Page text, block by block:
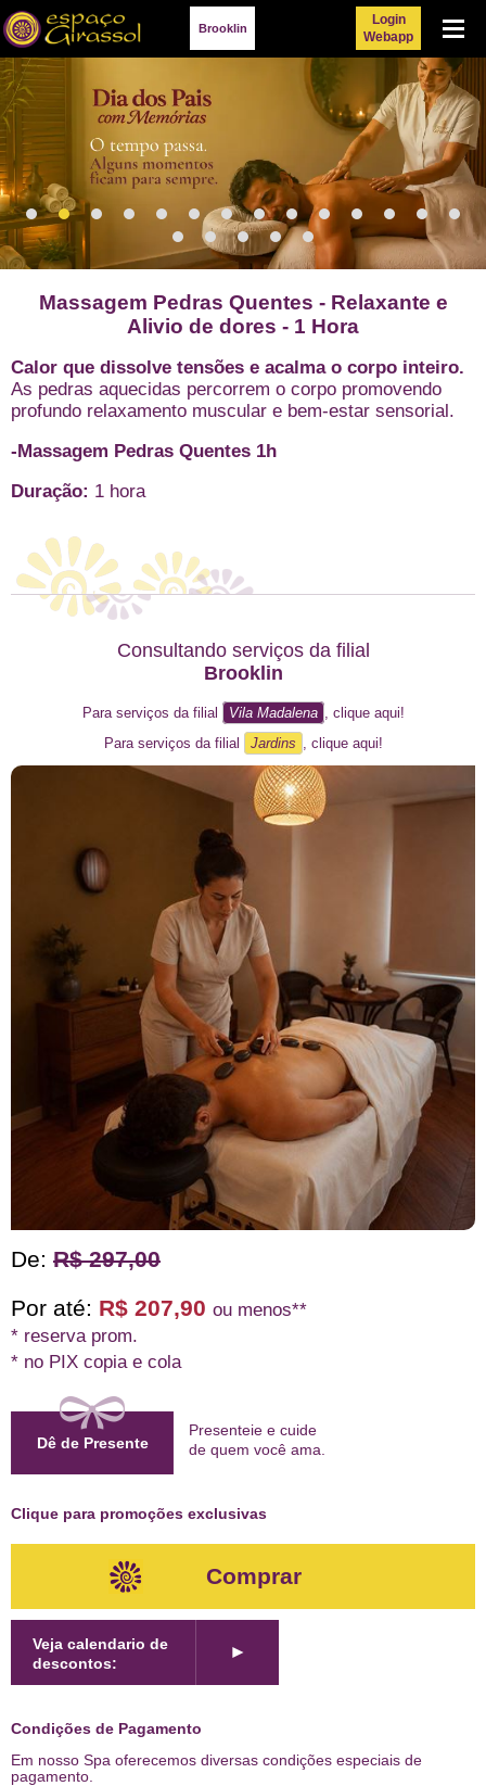
Login
WebappMenu
Brooklin
Massagem Pedras Quentes - Relaxante e
Alivio de dores - 1 Hora
Calor que dissolve tensões e acalma o corpo inteiro.
As pedras aquecidas percorrem o corpo promovendo
profundo relaxamento muscular e bem-estar sensorial.
-Massagem Pedras Quentes 1h
Duração: 1 hora
Consultando serviços da filial
Brooklin
Para serviços da filial Vila Madalena
, clique aqui!
Para serviços da filial
Jardins , clique aqui!
De: R$ 297,00
Por até: R$ 207,90 ou menos**
* reserva prom.
* no PIX copia e cola
Dê de Presente
Presenteie e cuide
de quem você ama
Clique para promoções exclusivas
Comprar
Veja calendario de
descontos:
►
Condições de Pagamento
Em nosso Spa oferecemos diversas condições especiais de
pagamento.